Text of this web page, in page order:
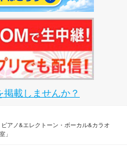
載しませんか？
アノ&エレクトーン・ボーカル&カラオ
」